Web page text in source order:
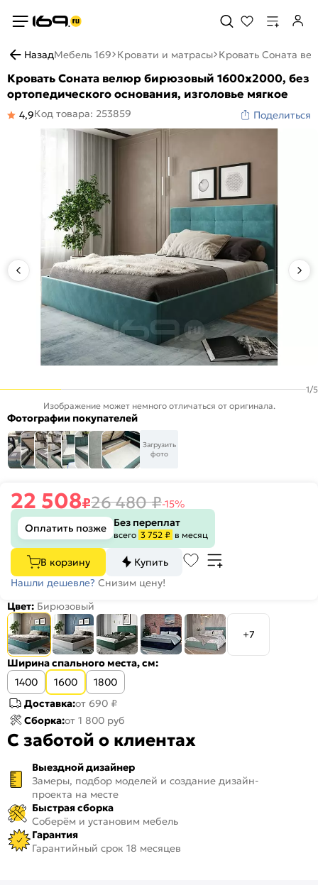
НазадМебель 169 Кровати и матрасы Кровать Соната
Кровать Соната велюр бирюзовый 1600x2000, без
ортопедического основания, изголовье мягкое
4,9Код товара: 253859 Поделиться
1/5
Изображение может немного отличаться от оригинала.
Фотографии покупателей
Загрузить
фото
22 508₽26 480₽-15%
Оплатить позже
Без переплат
всего 3 752 ₽ в месяц
В корзину
Купить
Нашли дешевле? Снизим цену!
Цвет: Бирюзовый
+7
Ширина спального места, см:
1400
1600
1800
Доставка:от 690 ₽
Сборка:от 1 800 руб
С заботой о клиентах
Выездной дизайнер
Замеры, подбор моделей и создание дизайн-
проекта на месте
Быстрая сборка
Соберём и установим мебель
Гарантия
Гарантийный срок 18 месяцев